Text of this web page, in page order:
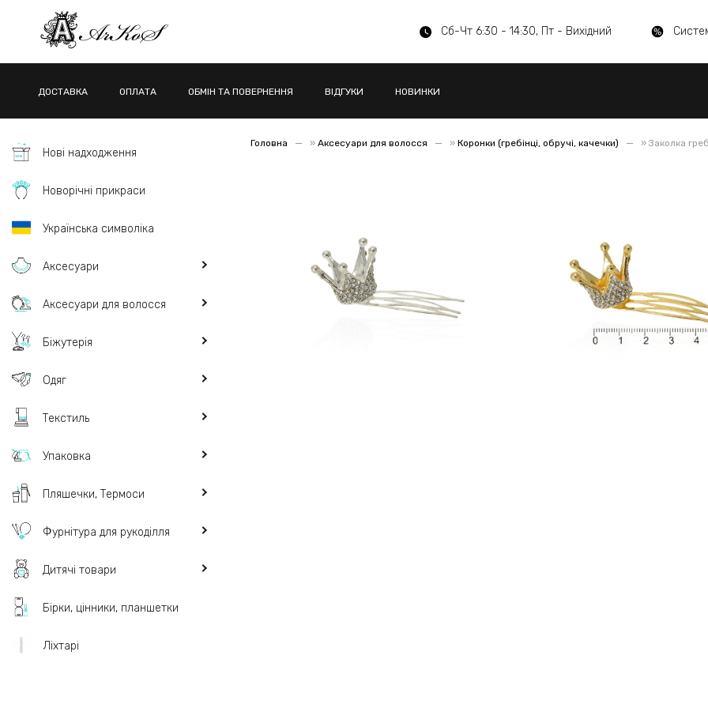
Сб-Чт 6:30 - 14:30, Пт - Вихідний
ДОСТАВКА ОПЛАТА ОБМІН ТА ПОВЕРНЕННЯ ВІДГУКИ НОВИНКИ
Нові надходження
Новорічні прикраси
Українська символіка
Аксесуари
Аксесуари для волосся
Біжутерія
Одяг
Текстиль
Упаковка
Пляшечки, Термоси
Фурнітура для рукоділля
Дитячі товари
Бірки, цінники, планшетки
Ліхтарі
Головна » Аксесуари для волосся » Коронки (гребінці, обручі, качечки) » Заколка